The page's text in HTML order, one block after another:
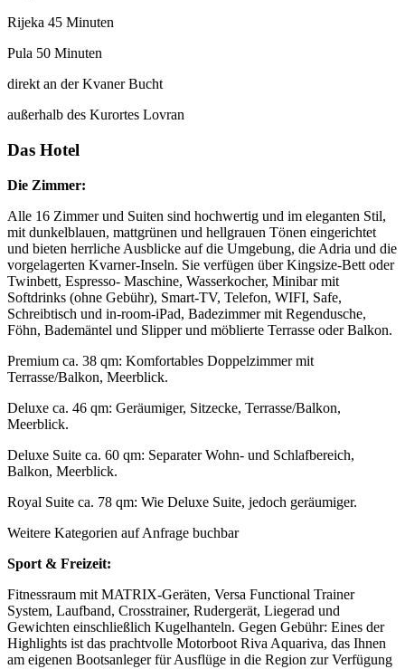
Rijeka 45 Minuten
Pula 50 Minuten
direkt an der Kvaner Bucht
außerhalb des Kurortes Lovran
Das Hotel
Die Zimmer:
Alle 16 Zimmer und Suiten sind hochwertig und im eleganten Stil,
mit dunkelblauen, mattgrünen und hellgrauen Tönen eingerichtet
und bieten herrliche Ausblicke auf die Umgebung, die Adria und die
vorgelagerten Kvarner-Inseln. Sie verfügen über Kingsize-Bett oder
Twinbett, Espresso- Maschine, Wasserkocher, Minibar mit
Softdrinks (ohne Gebühr), Smart-TV, Telefon, WIFI, Safe,
Schreibtisch und in-room-iPad, Badezimmer mit Regendusche,
Föhn, Bademäntel und Slipper und möblierte Terrasse oder Balkon.
Premium ca. 38 qm: Komfortables Doppelzimmer mit
Terrasse/Balkon, Meerblick.
Deluxe ca. 46 qm: Geräumiger, Sitzecke, Terrasse/Balkon,
Meerblick.
Deluxe Suite ca. 60 qm: Separater Wohn- und Schlafbereich,
Balkon, Meerblick.
Royal Suite ca. 78 qm: Wie Deluxe Suite, jedoch geräumiger.
Weitere Kategorien auf Anfrage buchbar
Sport & Freizeit:
Fitnessraum mit MATRIX-Geräten, Versa Functional Trainer
System, Laufband, Crosstrainer, Rudergerät, Liegerad und
Gewichten einschließlich Kugelhanteln. Gegen Gebühr: Eines der
Highlights ist das prachtvolle Motorboot Riva Aquariva, das Ihnen
am eigenen Bootsanleger für Ausflüge in die Region zur Verfügung